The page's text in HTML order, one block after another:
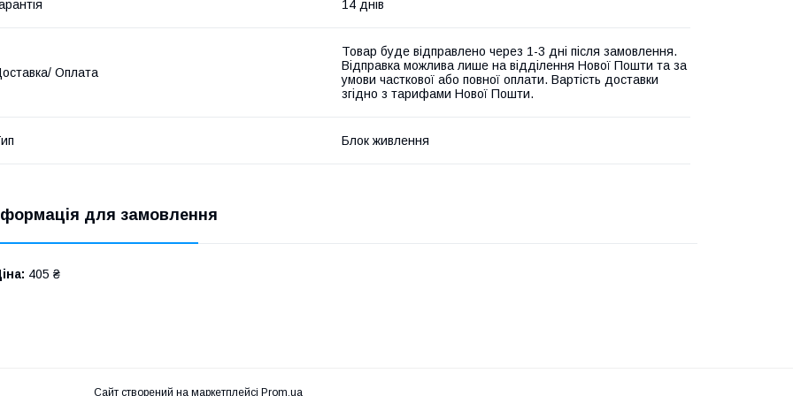
14 днів
Оплата
Товар буде відправлено через 1-3 дні після замовлення.
Відправка можлива лише на відділення Нової Пошти та за
умови часткової або повної оплати. Вартість доставки
згідно з тарифами Нової Пошти.
Блок живлення
для замовлення
405 ₴
Сайт створений на маркетплейсі Prom.ua